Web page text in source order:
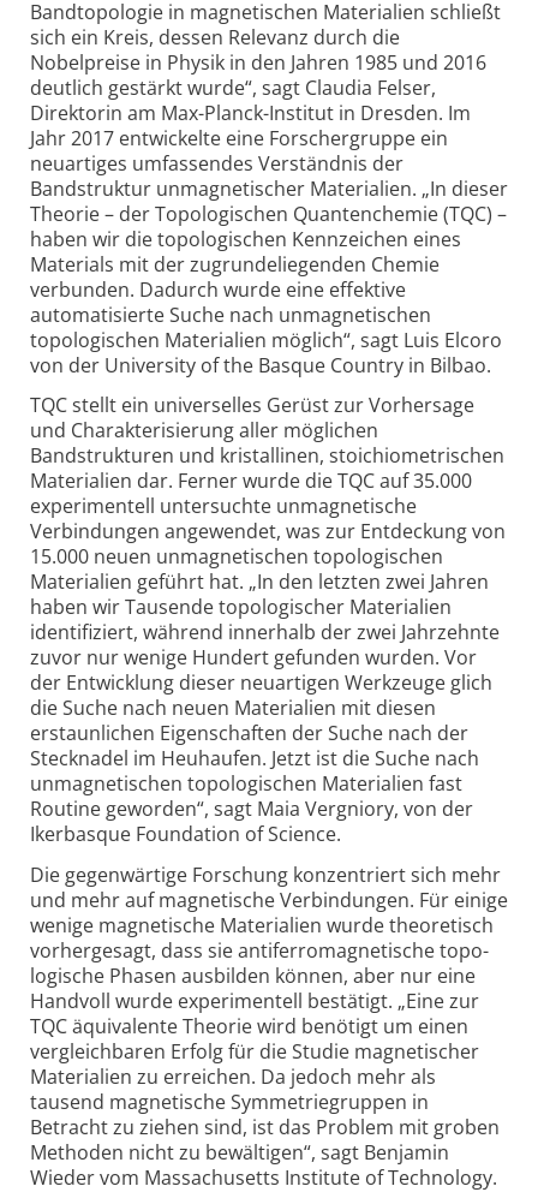
Bandtopologie in magnetischen Materialien schließt
sich ein Kreis, dessen Relevanz durch die
Nobelpreise in Physik in den Jahren 1985 und 2016
deutlich gestärkt wurde“, sagt Claudia Felser,
Direktorin am Max-Planck-Institut in Dresden. Im
Jahr 2017 entwickelte eine Forschergruppe ein
neuartiges umfassendes Verständnis der
Bandstruktur unmagne­tischer Materialien. „In dieser
Theorie – der Topologischen Quantenchemie (TQC) –
haben wir die topologischen Kennzeichen eines
Materials mit der zugrunde­liegenden Chemie
verbunden. Dadurch wurde eine effektive
automatisierte Suche nach unmagnetischen
topologischen Materialien möglich“, sagt Luis Elcoro
von der University of the Basque Country in Bilbao.
TQC stellt ein universelles Gerüst zur Vorhersage
und Charak­terisierung aller möglichen
Bandstrukturen und kristallinen, stoichiometrischen
Materialien dar. Ferner wurde die TQC auf 35.000
experimentell untersuchte unmagnetische
Verbindungen angewendet, was zur Entdeckung von
15.000 neuen unmagnetischen topo­logischen
Materialien geführt hat. „In den letzten zwei Jahren
haben wir Tausende topo­logischer Materialien
identifiziert, während innerhalb der zwei Jahrzehnte
zuvor nur wenige Hundert gefunden wurden. Vor
der Entwicklung dieser neuartigen Werkzeuge glich
die Suche nach neuen Materialien mit diesen
erstaunlichen Eigenschaften der Suche nach der
Stecknadel im Heuhaufen. Jetzt ist die Suche nach
unmagnetischen topo­logischen Materialien fast
Routine geworden“, sagt Maia Vergniory, von der
Ikerbasque Foundation of Science.
Die gegenwärtige Forschung konzentriert sich mehr
und mehr auf magnetische Verbindungen. Für einige
wenige magnetische Materialien wurde theoretisch
vorhergesagt, dass sie anti­ferromagnetische topo­
logische Phasen ausbilden können, aber nur eine
Handvoll wurde experimentell bestätigt. „Eine zur
TQC äquivalente Theorie wird benötigt um einen
vergleichbaren Erfolg für die Studie magnetischer
Materialien zu erreichen. Da jedoch mehr als
tausend magnetische Symmetrie­gruppen in
Betracht zu ziehen sind, ist das Problem mit groben
Methoden nicht zu bewältigen“, sagt Benjamin
Wieder vom Massachusetts Institute of Technology.